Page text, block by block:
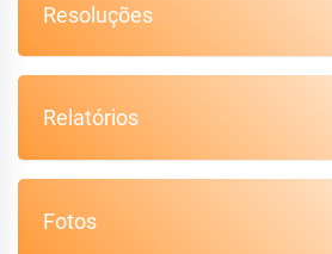
Resoluções
Relatórios
Fotos